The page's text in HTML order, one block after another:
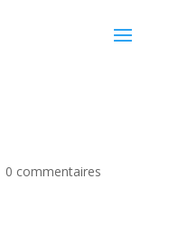
0 commentaires